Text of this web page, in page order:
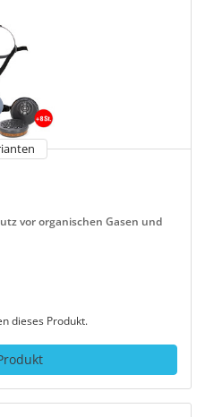
vor organischen Gasen und
dieses Produkt.